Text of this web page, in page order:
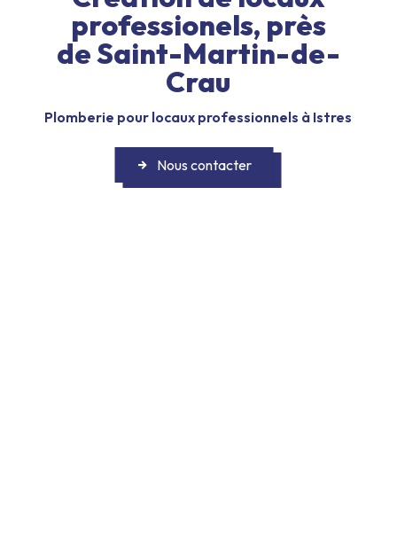
professionels, près
de Saint-Martin-de-
Crau
Plomberie pour locaux professionnels à Istres
Nous contacter